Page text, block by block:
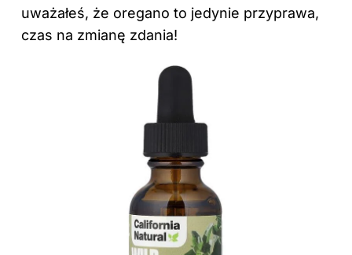
uważałeś, że oregano to jedynie przyprawa,
czas na zmianę zdania!